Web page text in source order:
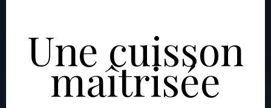
Une cuisson
maîtrisée